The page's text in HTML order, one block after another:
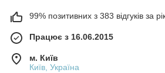
99% позитивних з 383 відгуків за
Працює з 16.06.2015
м. Київ
Київ, Україна